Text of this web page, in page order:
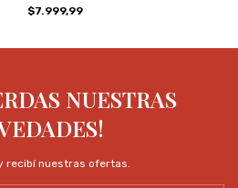
$7.999,99
NUESTRAS
recibí nuestras ofertas.